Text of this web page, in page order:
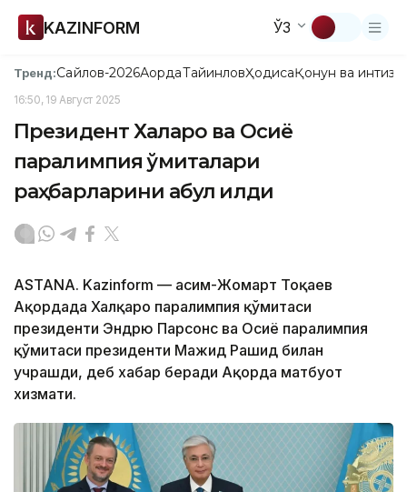
KAZINFORM ЎЗ
Тренд:Сайлов-2026АқордаТайинловҲодисаҚонун ва
16:50, 19 Август 2025
Президент Халқаро ва Осиё
паралимпия қўмиталари
раҳбарларини қабул қилди
ASTANА. Kazinform — Қасим-Жомарт Тоқаев
Ақордада Халқаро паралимпия қўмитаси
президенти Эндрю Парсонс ва Осиё паралимпия
қўмитаси президенти Мажид Рашид билан
учрашди, деб хабар беради Ақорда матбуот
хизмати.